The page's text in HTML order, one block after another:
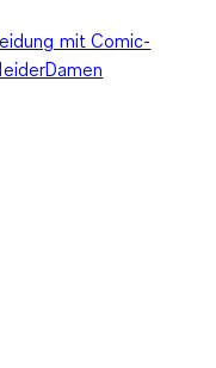
kombinierst Du mit
ähnlichen Farbe. Da
um das
mit Comic-
Damen